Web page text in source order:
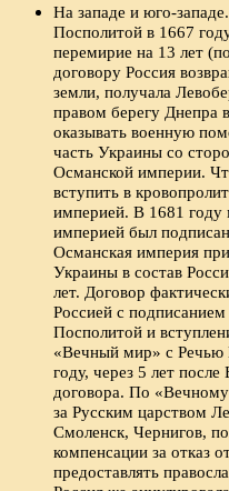
На западе и юго-
Посполитой в 1667
перемирие на 13 лет
договору Россия
земли, получала
правом берегу Днепра
оказывать военную
часть Украины со
Османской империи.
вступить в
империей. В 1681
империей был
Османская империя
Украины в состав
лет. Договор
Россией с
Посполитой и
«Вечный мир» с Речью
году, через 5 лет
договора. По
за Русским царством
Смоленск, Чернигов,
компенсации за отказ
предоставлять